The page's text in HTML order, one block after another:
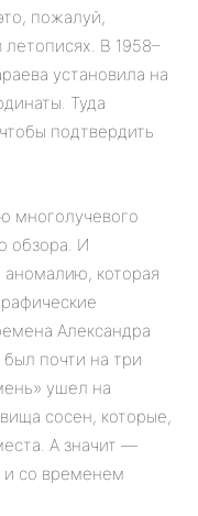
пожалуй,
В 1958–
установила на
Туда
подтвердить
многолучевого
обзора. И
которая
Александра
почти на три
ушел на
сосен, которые,
А значит —
и со временем